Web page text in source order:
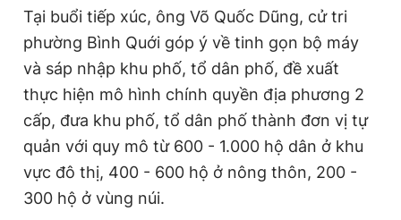
Hotline
0906 645 777
Liên hệ quảng cáo
0908 780 404
Đặt báo Quảng cáo RSS Tòa soạn Chính sách bảo
Tổng biên tập: Nguyễn Ngọc Toàn
Phó tổng biên tập thường trực: Hải Thành
Phó tổng biên tập: Lâm Hiếu Dũng
Phó tổng biên tập: Trần Việt Hưng
Tổng thư ký tòa soạn: Đức Trung
Tại buổi tiếp xúc, ông Võ Quốc Dũng, cử tri
phường Bình Quới góp ý về tinh gọn bộ máy
và sáp nhập khu phố, tổ dân phố, đề xuất
thực hiện mô hình chính quyền địa phương 2
cấp, đưa khu phố, tổ dân phố thành đơn vị tự
quản với quy mô từ 600 - 1.000 hộ dân ở khu
vực đô thị, 400 - 600 hộ ở nông thôn, 200 -
300 hộ ở vùng núi.